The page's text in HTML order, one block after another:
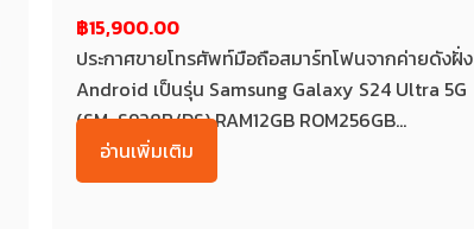
฿15,900.00
ประกาศขายโทรศัพท์มือถือสมาร์ทโฟนจากค่ายดังฝั่ง
Android เป็นรุ่น Samsung Galaxy S24 Ultra 5G
(SM-S928B/DS) RAM12GB ROM256GB...
อ่านเพิ่มเติม